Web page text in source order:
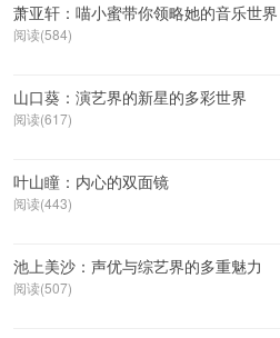
萧亚轩：喵小蜜带你领略她的音乐世界
阅读(584)
山口葵：演艺界的新星的多彩世界
阅读(617)
叶山瞳：内心的双面镜
阅读(443)
池上美沙：声优与综艺界的多重魅力
阅读(507)